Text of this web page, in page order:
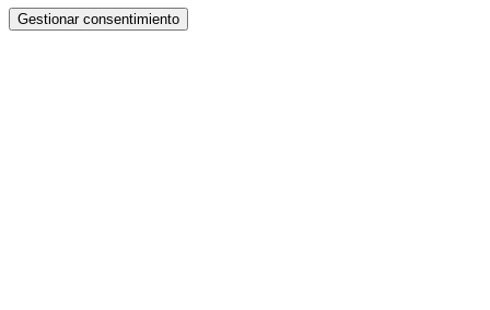
Gestionar consentimiento